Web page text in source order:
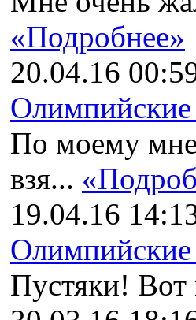
«Подробнее»
20.04.16
Олимпийские
По моему
взя...
19.04.16
Олимпийские
Пустяки!